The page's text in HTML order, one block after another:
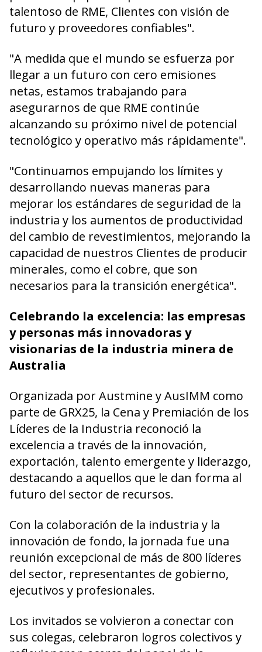
talentoso de RME, Clientes con visión de
futuro y proveedores confiables".
"A medida que el mundo se esfuerza por
llegar a un futuro con cero emisiones
netas, estamos trabajando para
asegurarnos de que RME continúe
alcanzando su próximo nivel de potencial
tecnológico y operativo más rápidamente".
"Continuamos empujando los límites y
desarrollando nuevas maneras para
mejorar los estándares de seguridad de la
industria y los aumentos de productividad
del cambio de revestimientos, mejorando la
capacidad de nuestros Clientes de producir
minerales, como el cobre, que son
necesarios para la transición energética".
Celebrando la excelencia: las empresas
y personas más innovadoras y
visionarias de la industria minera de
Australia
Organizada por Austmine y AusIMM como
parte de GRX25, la Cena y Premiación de los
Líderes de la Industria reconoció la
excelencia a través de la innovación,
exportación, talento emergente y liderazgo,
destacando a aquellos que le dan forma al
futuro del sector de recursos.
Con la colaboración de la industria y la
innovación de fondo, la jornada fue una
reunión excepcional de más de 800 líderes
del sector, representantes de gobierno,
ejecutivos y profesionales.
Los invitados se volvieron a conectar con
sus colegas, celebraron logros colectivos y